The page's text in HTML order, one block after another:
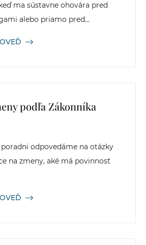
ma sústavne ohovára pred
alebo priamo pred...
podľa Zákonníka
odpovedáme na otázky
na zmeny, aké má povinnosť